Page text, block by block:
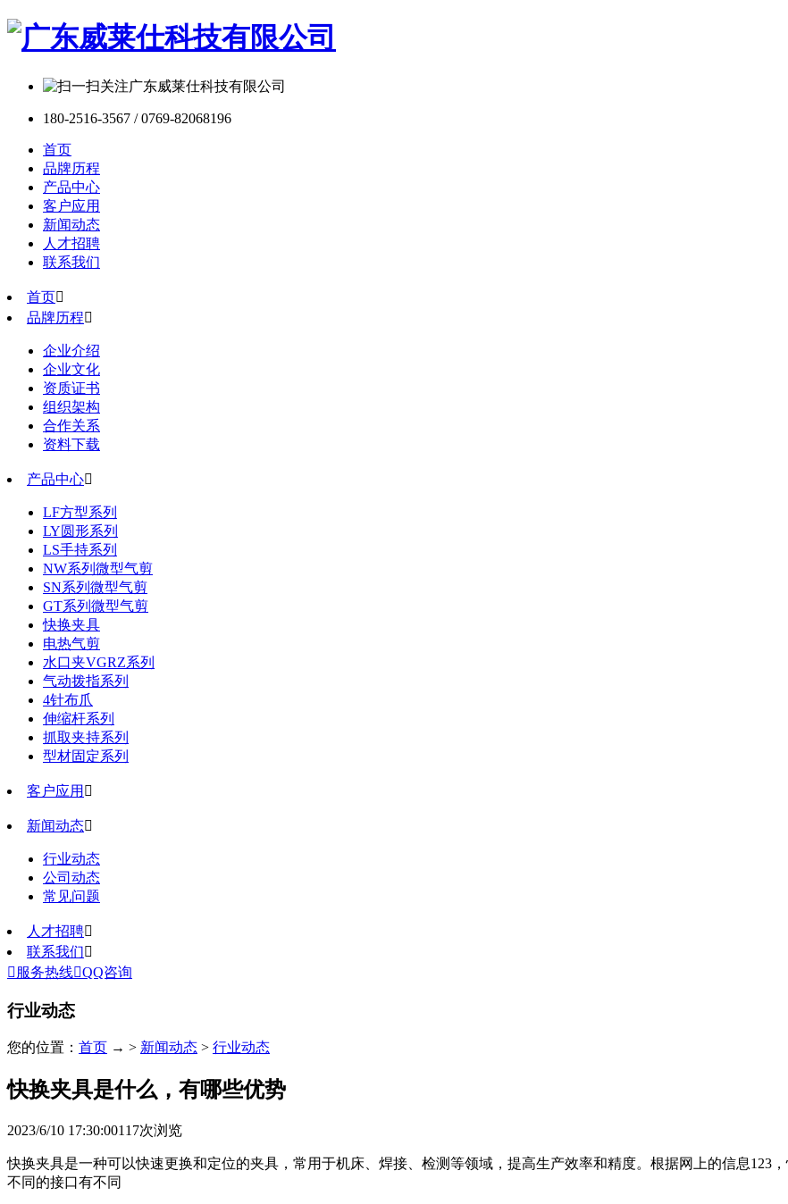
180-2516-3567 / 0769-82068196
首页
品牌历程
产品中心
客户应用
新闻动态
人才招聘
联系我们
首页
品牌历程
企业介绍
企业文化
资质证书
组织架构
合作关系
资料下载
产品中心
LF方型系列
LY圆形系列
LS手持系列
NW系列微型气剪
SN系列微型气剪
GT系列微型气剪
快换夹具
电热气剪
水口夹VGRZ系列
气动拨指系列
4针布爪
伸缩杆系列
抓取夹持系列
型材固定系列
客户应用 
新闻动态
行业动态
公司动态
常见问题
人才招聘
联系我们
 服务热线QQ咨询
行业动态
您的位置： 首页 → > 新闻动态 > 行业动态
快换夹具是什么，有哪些优势
2023/6/10 17:30:00117次浏览
快换夹具是一种可以快速更换和定位的夹具，常用于机床、焊接、检测等领域，提高生产效率和精度。根据网上的信息123
不同的接口有不同